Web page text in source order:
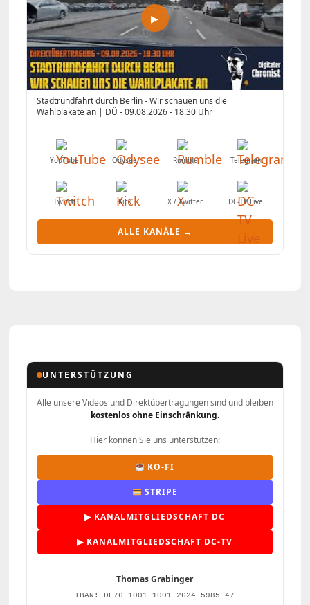
▶
Stadtrundfahrt durch Berlin - Wir schauen uns die
Wahlplakate an | DÜ - 09.08.2026 - 18.30 Uhr
YouTube Odysee Rumble Telegram
Twitch Kick X / Twitter DC-TV Live
ALLE KANÄLE →
UNTERSTÜTZUNG
Alle unsere Videos und Direktübertragungen sind und bleiben
kostenlos ohne Einschränkung.
Hier können Sie uns unterstützen:
KO-FI
STRIPE
▶ KANALMITGLIEDSCHAFT DC
▶ KANALMITGLIEDSCHAFT DC-TV
Thomas Grabinger
IBAN: DE76 1001 1001 2624 5985 47